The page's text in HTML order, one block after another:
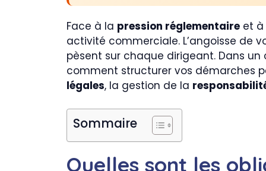
Face à la pression réglementaire et à
activité commerciale. L’angoisse de
pèsent sur chaque dirigeant. Dans un
comment structurer vos démarches
légales, la gestion de la
Sommaire
Quelles sont les